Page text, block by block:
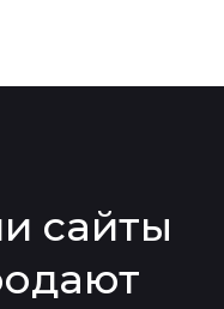
сайты